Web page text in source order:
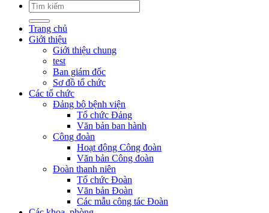
Trang chủ
Giới thiệu
Giới thiệu chung
test
Ban giám đốc
Sơ đồ tổ chức
Các tổ chức
Đảng bộ bệnh viện
Tổ chức Đảng
Văn bản ban hành
Công đoàn
Hoạt động Công đoàn
Văn bản Công đoàn
Đoàn thanh niên
Tổ chức Đoàn
Văn bản Đoàn
Các mẫu công tác Đoàn